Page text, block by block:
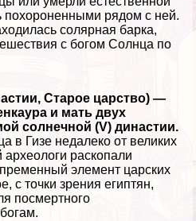
рядом с ней.
солярная барка,
с богом Солнца по
Старое царство) —
и мать двух
солнечной (V) династии.
в Гизе недалеко от великих
раскопали
элемент царских
с точки зрения египтян,
поcмepтного